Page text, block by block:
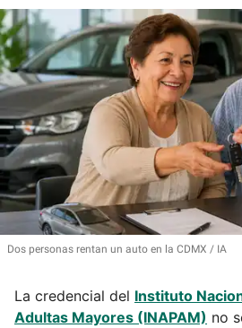
Dos personas rentan un auto en la CDMX IA
La credencial del Instituto
Adultas Mayores (INAPAM) no